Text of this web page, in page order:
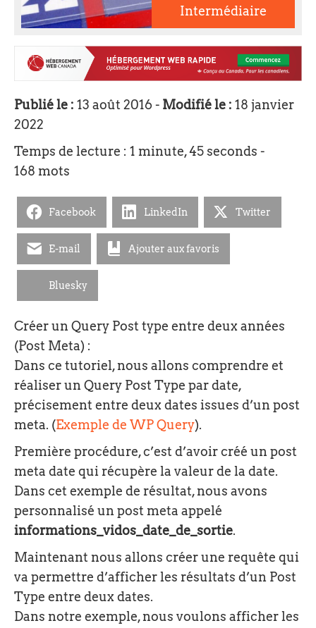
Intermédiaire
Publié le : 13 août 2016 - Modifié le : 18 janvier
2022
Temps de lecture : 1 minute, 45 seconds -
168 mots
Facebook LinkedIn Twitter
E-mail Ajouter aux favoris
Bluesky
Créer un Query Post type entre deux années
(Post Meta) :
Dans ce tutoriel, nous allons comprendre et
réaliser un Query Post Type par date,
précisement entre deux dates issues d’un post
meta. (Exemple de WP Query).
Première procédure, c’est d’avoir créé un post
meta date qui récupère la valeur de la date.
Dans cet exemple de résultat, nous avons
personnalisé un post meta appelé
informations_vidos_date_de_sortie.
Maintenant nous allons créer une requête qui
va permettre d’afficher les résultats d’un Post
Type entre deux dates.
Dans notre exemple, nous voulons afficher les